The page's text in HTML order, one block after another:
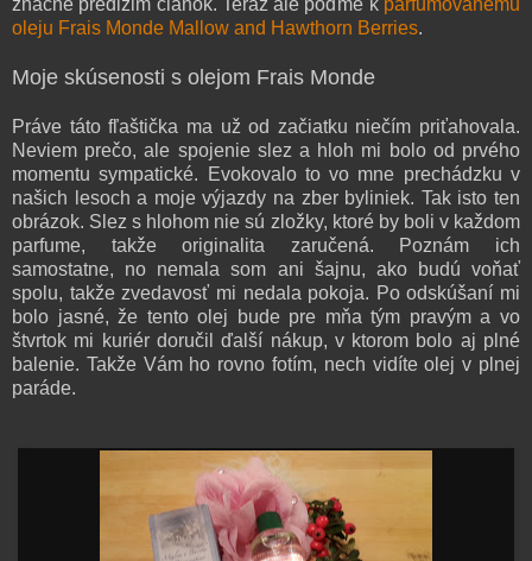
značne predĺžim článok. Teraz ale poďme k parfumovanému
oleju Frais Monde Mallow and Hawthorn Berries.
Moje skúsenosti s olejom Frais Monde
Práve táto fľaštička ma už od začiatku niečím priťahovala.
Neviem prečo, ale spojenie slez a hloh mi bolo od prvého
momentu sympatické. Evokovalo to vo mne prechádzku v
našich lesoch a moje výjazdy na zber byliniek. Tak isto ten
obrázok. Slez s hlohom nie sú zložky, ktoré by boli v každom
parfume, takže originalita zaručená. Poznám ich
samostatne, no nemala som ani šajnu, ako budú voňať
spolu, takže zvedavosť mi nedala pokoja. Po odskúšaní mi
bolo jasné, že tento olej bude pre mňa tým pravým a vo
štvrtok mi kuriér doručil ďalší nákup, v ktorom bolo aj plné
balenie. Takže Vám ho rovno fotím, nech vidíte olej v plnej
paráde.